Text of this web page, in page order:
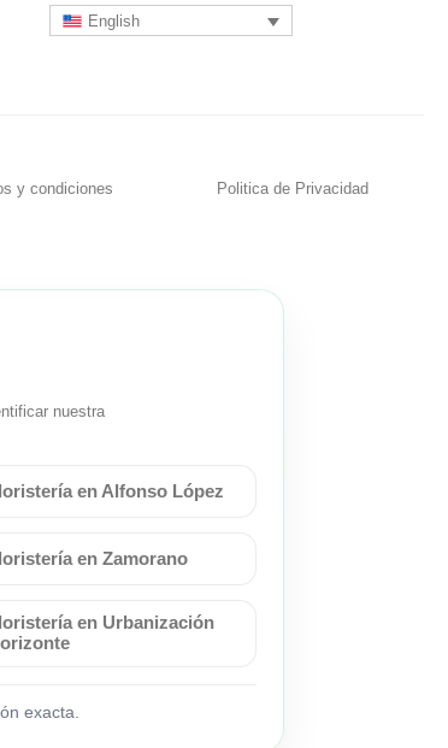
English
y condiciones Politica de Privacidad
nuestra
en Alfonso López
en Zamorano
en Urbanización
exacta.